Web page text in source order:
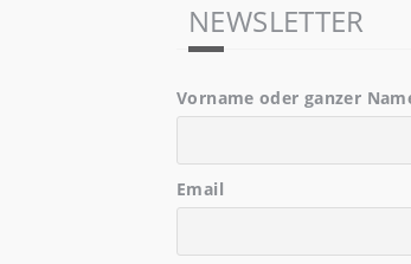
NEWSLETTER
Vorname oder ganzer
Email